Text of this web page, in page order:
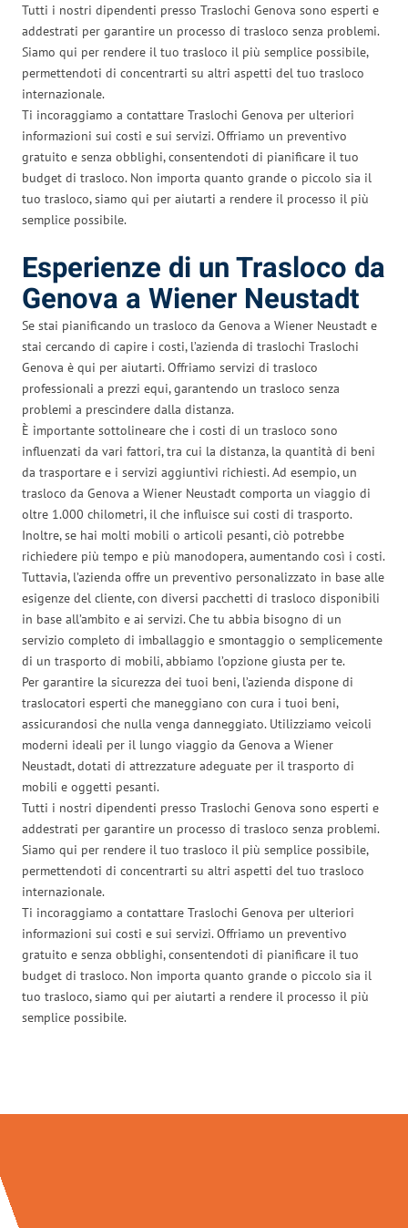
Tutti i nostri dipendenti presso Traslochi Genova sono esperti e
addestrati per garantire un processo di trasloco senza problemi.
Siamo qui per rendere il tuo trasloco il più semplice possibile,
permettendoti di concentrarti su altri aspetti del tuo trasloco
internazionale.
Ti incoraggiamo a contattare Traslochi Genova per ulteriori
informazioni sui costi e sui servizi. Offriamo un preventivo
gratuito e senza obblighi, consentendoti di pianificare il tuo
budget di trasloco. Non importa quanto grande o piccolo sia il
tuo trasloco, siamo qui per aiutarti a rendere il processo il più
semplice possibile.
Esperienze di un Trasloco da
Genova a Wiener Neustadt
Se stai pianificando un trasloco da Genova a Wiener Neustadt e
stai cercando di capire i costi, l’azienda di traslochi Traslochi
Genova è qui per aiutarti. Offriamo servizi di trasloco
professionali a prezzi equi, garantendo un trasloco senza
problemi a prescindere dalla distanza.
È importante sottolineare che i costi di un trasloco sono
influenzati da vari fattori, tra cui la distanza, la quantità di beni
da trasportare e i servizi aggiuntivi richiesti. Ad esempio, un
trasloco da Genova a Wiener Neustadt comporta un viaggio di
oltre 1.000 chilometri, il che influisce sui costi di trasporto.
Inoltre, se hai molti mobili o articoli pesanti, ciò potrebbe
richiedere più tempo e più manodopera, aumentando così i costi.
Tuttavia, l’azienda offre un preventivo personalizzato in base alle
esigenze del cliente, con diversi pacchetti di trasloco disponibili
in base all’ambito e ai servizi. Che tu abbia bisogno di un
servizio completo di imballaggio e smontaggio o semplicemente
di un trasporto di mobili, abbiamo l’opzione giusta per te.
Per garantire la sicurezza dei tuoi beni, l’azienda dispone di
traslocatori esperti che maneggiano con cura i tuoi beni,
assicurandosi che nulla venga danneggiato. Utilizziamo veicoli
moderni ideali per il lungo viaggio da Genova a Wiener
Neustadt, dotati di attrezzature adeguate per il trasporto di
mobili e oggetti pesanti.
Tutti i nostri dipendenti presso Traslochi Genova sono esperti e
addestrati per garantire un processo di trasloco senza problemi.
Siamo qui per rendere il tuo trasloco il più semplice possibile,
permettendoti di concentrarti su altri aspetti del tuo trasloco
internazionale.
Ti incoraggiamo a contattare Traslochi Genova per ulteriori
informazioni sui costi e sui servizi. Offriamo un preventivo
gratuito e senza obblighi, consentendoti di pianificare il tuo
budget di trasloco. Non importa quanto grande o piccolo sia il
tuo trasloco, siamo qui per aiutarti a rendere il processo il più
semplice possibile.